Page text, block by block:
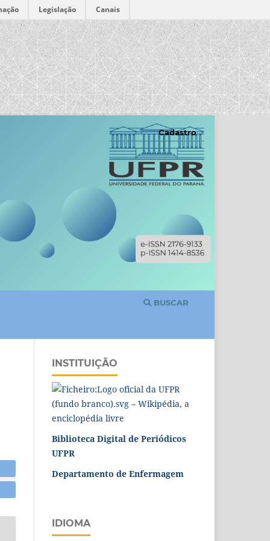
Legislação Canais
BUSCAR
Cadastro
INSTITUIÇÃO
Biblioteca Digital de Periódicos
UFPR
Departamento de Enfermagem
IDIOMA